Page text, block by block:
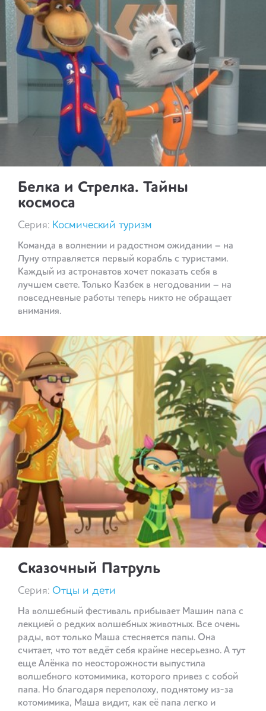
Белка и Стрелка. Тайны
космоса
Серия: Космический туризм
Команда в волнении и радостном ожидании – на
Луну отправляется первый корабль с туристами.
Каждый из астронавтов хочет показать себя в
лучшем свете. Только Казбек в негодовании – на
повседневные работы теперь никто не обращает
внимания.
Сказочный Патруль
Серия: Отцы и дети
На волшебный фестиваль прибывает Машин папа с
лекцией о редких волшебных животных. Все очень
рады, вот только Маша стесняется папы. Она
считает, что тот ведёт себя крайне несерьезно. А тут
еще Алёнка по неосторожности выпустила
волшебного котомимика, которого привез с собой
папа. Но благодаря переполоху, поднятому из-за
котомимика, Маша видит, как её папа легко и